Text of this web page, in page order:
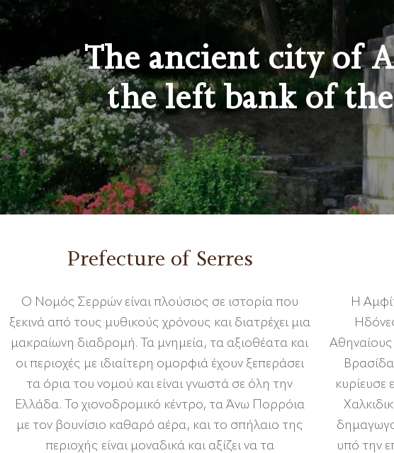
The ancient city of
the left bank of
Prefecture of Serres
Ο Νομός Σερρών είναι πλούσιος σε ιστορία που
ξεκινά από τους μυθικούς χρόνους και διατρέχει μια
μακραίωνη διαδρομή. Τα μνημεία, τα αξιοθέατα και
οι περιοχές με ιδιαίτερη ομορφιά έχουν ξεπεράσει
τα όρια του νομού και είναι γνωστά σε όλη την
Ελλάδα. Το χιονοδρομικό κέντρο, τα Άνω Πορρόια
με τον βουνίσιο καθαρό αέρα, και το σπήλαιο της
περιοχής είναι μοναδικά και αξίζει να τα
Η
κυρίευσε
υπό την